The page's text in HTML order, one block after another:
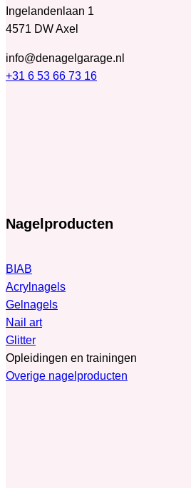
Ingelandenlaan 1
4571 DW Axel
info@denagelgarage.nl
+31 6 53 66 73 16
Nagelproducten
BIAB
Acrylnagels
Gelnagels
Nail art
Glitter
Opleidingen en trainingen
Overige nagelproducten